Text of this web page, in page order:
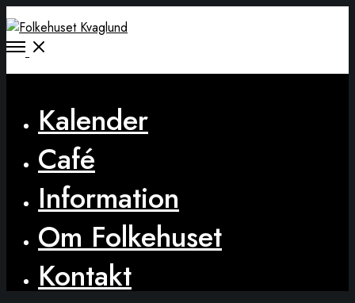
Open
Kalender
Café
Information
Om Folkehuset
Kontakt